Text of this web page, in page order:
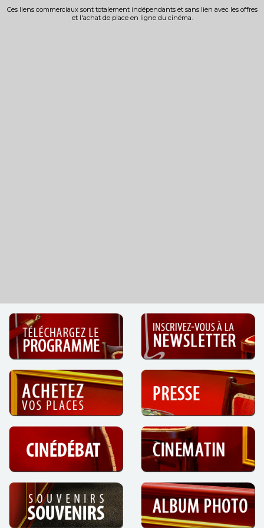
Ces liens commerciaux sont totalement indépendants et sans lien avec les offres
et l'achat de place en ligne du cinéma.